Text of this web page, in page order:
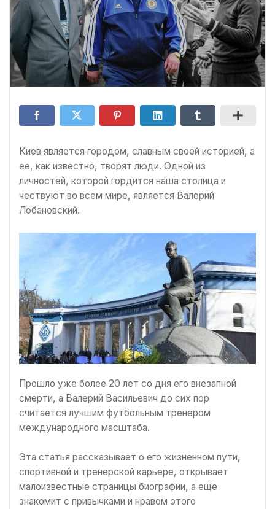
Киев является городом, славным своей историей, а
ее, как известно, творят люди. Одной из
личностей, которой гордится наша столица и
чествуют во всем мире, является Валерий
Лобановский.
Прошло уже более 20 лет со дня его внезапной
смерти, а Валерий Васильевич до сих пор
считается лучшим футбольным тренером
международного масштаба.
Эта статья рассказывает о его жизненном пути,
спортивной и тренерской карьере, открывает
малоизвестные страницы биографии, а еще
знакомит с привычками и нравом этого